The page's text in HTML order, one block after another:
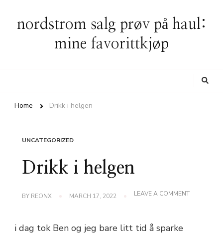
nordstrom salg prøv på haul:
mine favorittkjøp
Home Drikk i helgen
UNCATEGORIZED
Drikk i helgen
BY REONX MARCH 17, 2022 LEAVE A COMMENTON
i dag tok Ben og jeg bare litt tid å sparke